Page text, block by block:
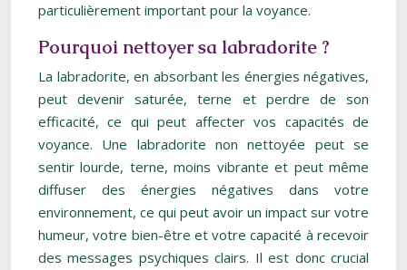
particulièrement important pour la voyance.
Pourquoi nettoyer sa labradorite ?
La labradorite, en absorbant les énergies négatives,
peut devenir saturée, terne et perdre de son
efficacité, ce qui peut affecter vos capacités de
voyance. Une labradorite non nettoyée peut se
sentir lourde, terne, moins vibrante et peut même
diffuser des énergies négatives dans votre
environnement, ce qui peut avoir un impact sur votre
humeur, votre bien-être et votre capacité à recevoir
des messages psychiques clairs. Il est donc crucial